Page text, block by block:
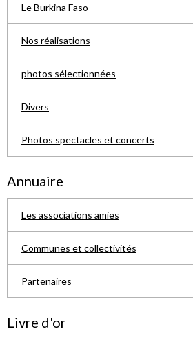
Le Burkina Faso
Nos réalisations
photos sélectionnées
Divers
Photos spectacles et concerts
Annuaire
Les associations amies
Communes et collectivités
Partenaires
Livre d'or